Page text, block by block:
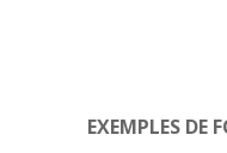
EXEMPLES DE